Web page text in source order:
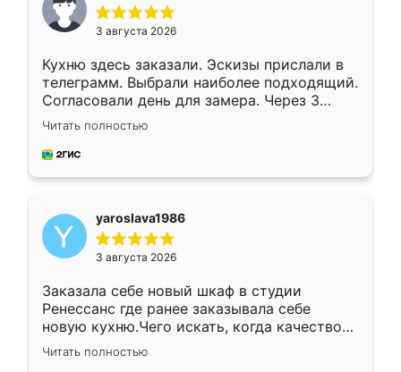
3 августа 2026
Кухню здесь заказали. Эскизы прислали в
телеграмм. Выбрали наиболее подходящий.
Согласовали день для замера. Через 3
недели кухня была уже готова. Остались
довольны работой. Спасибо Ренессанс
мебель за качественную работу!
Читать полностью
yaroslava1986
3 августа 2026
Заказала себе новый шкаф в студии
Ренессанс где ранее заказывала себе
новую кухню.Чего искать, когда качеством
вполне довольна. Служит кухня уже почти
два года, нареканий нет.
Читать полностью